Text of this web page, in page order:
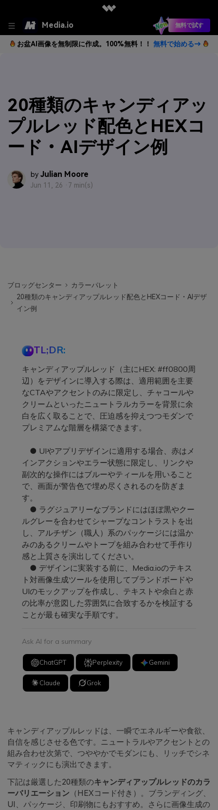
Media.io 無料で試す
お盆AI画像を無制限に作成。100%無料！！ 無料で始める→
20種類のキャンディアッ
プルレッド配色とHEXコ
ード・AIデザイン例
by Julian Moore
Jun 11, 26 · 7 min(s)
ブロッグセンター
カラーパレット
20種類のキャンディアップルレッド配色とHEXコード・AIデザ
イン例
TL;DR:
キャンディアップルレッド（主にHEX: #ff0800周
辺）をデザインに導入する際は、適用範囲を主要
なCTAやアクセントのみに限定し、チャコールや
クリームといったニュートラルカラーを背景に余
白を広く取ることで、圧迫感を抑えつつモダンで
プレミアムな階層を構築できます。
● UIやアプリデザインに適用する場合、赤はメ
インアクションやエラー状態に限定し、リンクや
副次的な操作にはブルーやティールを用いること
で、画面が警告色で埋め尽くされるのを防ぎま
す。
● ラグジュアリーなブランドにはほぼ黒やクー
ルグレーを合わせてシャープなコントラストを出
し、アルチザン（職人）系のパッケージには温か
みのあるクリームやトープを組み合わせて手作り
感と上質さを演出してください。
● デザインに実装する前に、Media.ioのテキス
ト対画像生成ツールを使用してブランドボードや
UIのモックアップを作成し、テキストや余白と赤
の比率が意図した雰囲気に合致するかを検証する
ことが最も確実な手順です。
Ask AI for a summary
ChatGPT Perplexity Gemini
Claude Grok
キャンディアップルレッドは、一瞬でエネルギーや食欲、
自信を感じさせる色です。ニュートラルやアクセントとの
組み合わせ次第で、つややかでモダンにも、リッチでシネ
マティックにも演出できます。
下記は厳選した20種類のキャンディアップルレッドのカラ
ーバリエーション （HEXコード付き）。ブランディング、
UI、パッケージ、印刷物にもおすすめ。さらに画像生成の